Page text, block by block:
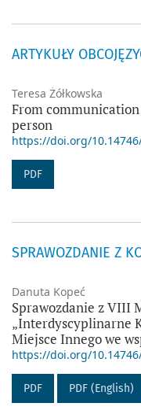
ARTYKUŁY
Teresa Żółkowska
From
person
https://doi.org/
PDF
SPRAWOZDANIE Z
Danuta Kopeć
Sprawozdanie z VIII
„Interdyscyplinarne
Miejsce Innego we
https://doi.org/
PDF PDF (English)